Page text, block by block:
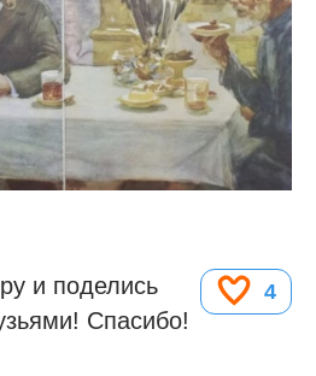
4
и поделись
Спасибо!